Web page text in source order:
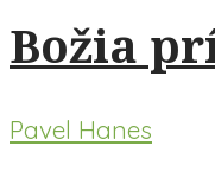
Božia
Pavel Hanes